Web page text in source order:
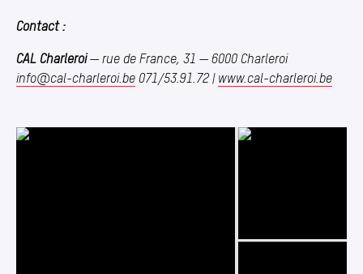
Contact :
CAL Charleroi— rue de France, 31 — 6000 Charleroi
info@​cal-​charleroi.​be 071/53.91.72 | www​.cal​-charleroi​.be